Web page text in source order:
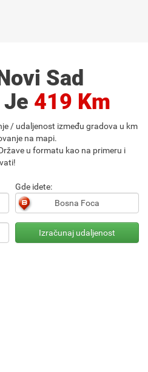
Sad
Je 419 Km
/ udaljenost između gradova u km
na mapi.
u formatu kao na primeru i
Gde idete: